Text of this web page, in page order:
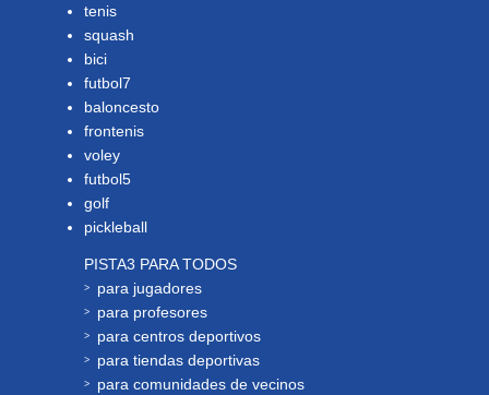
tenis
squash
bici
futbol7
baloncesto
frontenis
voley
futbol5
golf
pickleball
PISTA3 PARA TODOS
para jugadores
para profesores
para centros deportivos
para tiendas deportivas
para comunidades de vecinos